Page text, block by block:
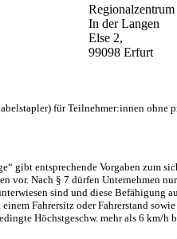
Regionalzentrum
In der Langen
Else 2,
99098 Erfurt
für Teilnehmer:innen ohne
gibt entsprechende Vorgaben zum
vor. Nach § 7 dürfen Unternehmen
sind und diese Befähigung
Fahrersitz oder Fahrerstand
Höchstgeschw. mehr als 6 km/h